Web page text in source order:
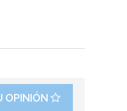
OPINIÓN